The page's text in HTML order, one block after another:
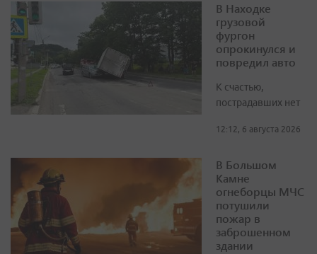
В Находке
грузовой
фургон
опрокинулся и
повредил авто
К счастью,
пострадавших нет
12:12, 6 августа 2026
В Большом
Камне
огнеборцы МЧС
потушили
пожар в
заброшенном
здании